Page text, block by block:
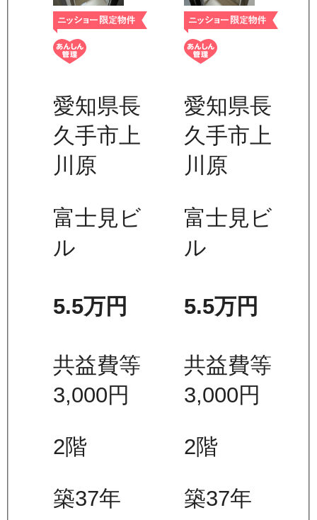
愛知県長
久手市上
川原
富士見ビ
ル
5.5万円
共益費等
3,000円
2階
築37年
愛知県長
久手市上
川原
富士見ビ
ル
5.5万円
共益費等
3,000円
2階
築37年